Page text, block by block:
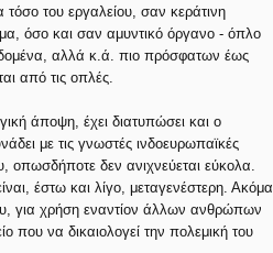
του εργαλείου, σαν κεράτινη
όσο και σαν αμυντικό όργανο - όπλο
αλλά κ.ά. πιο πρόσφατων έως
από τις οπλές.
άποψη, έχει διατυπώσει και ο
με τις γνωστές ινδοευρωπαϊκές
οπωσδήποτε δεν ανιχνεύεται εύκολα.
έστω και λίγο, μεταγενέστερη. Ακόμα
για χρήση εναντίον άλλων ανθρώπων
που να δικαιολογεί την πολεμική του